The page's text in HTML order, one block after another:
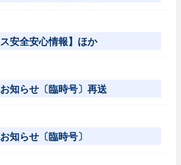
ス安全安心情報】ほか
知らせ〔臨時号〕再送
知らせ〔臨時号〕